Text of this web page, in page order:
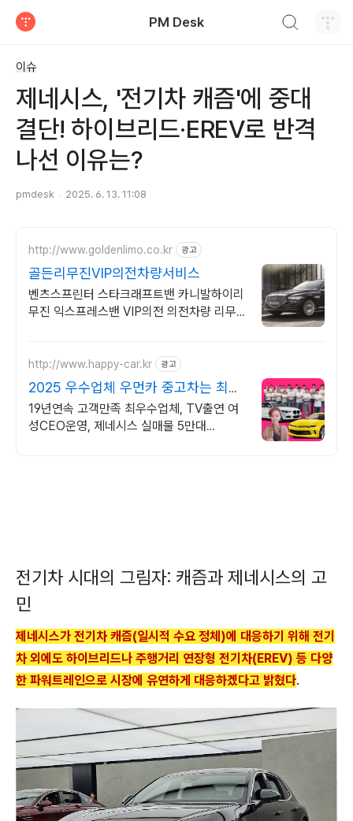
PM Desk
이슈
제네시스, '전기차 캐즘'에 중대
결단! 하이브리드·EREV로 반격
나선 이유는?
pmdesk 2025. 6. 13. 11:08
http://www.goldenlimo.co.kr 광고
골든리무진VIP의전차량서비스
벤츠스프린터 스타크래프트밴 카니발하이리
무진 익스프레스밴 VIP의전 의전차량 리무
http://www.happy-car.kr 광고
2025 우수업체 우먼카 중고차는 최우
수모범업체에서!
19년연속 고객만족 최우수업체, TV출연 여
성CEO운영, 제네시스 실매물 5만대
전기차 시대의 그림자: 캐즘과 제네시스의 고
민
제네시스가 전기차 캐즘(일시적 수요 정체)에 대응하기 위해 전기
차 외에도 하이브리드나 주행거리 연장형 전기차(EREV) 등 다양
한 파워트레인으로 시장에 유연하게 대응하겠다고 밝혔다.